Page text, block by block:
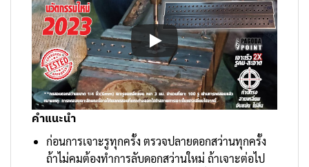
คำแนะนำ
ก่อนการเจาะรูทุกครั้ง ตรวจปลายดอกสว่านทุกครั้ง
ถ้าไม่คมต้องทำการลับดอกสว่านใหม่ ถ้าเจาะต่อไป